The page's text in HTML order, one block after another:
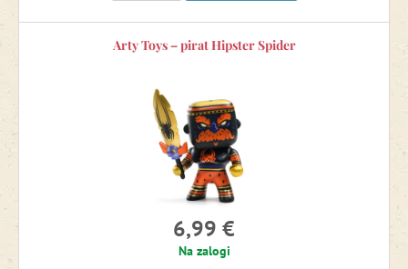
Mize, stoli in sedežno pohištvo
Nagrajene igre in igrače
Oprema in igrače za vodo
Arty Toys – pirat Hipster Spider
6,99 €
Na zalogi